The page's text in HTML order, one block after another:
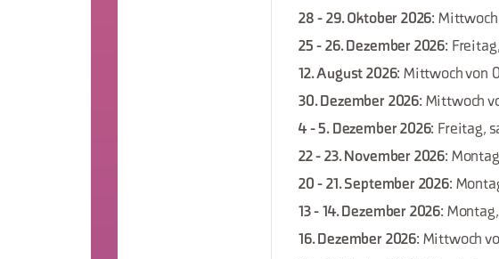
28 - 29. Oktober 2026:
25 - 26. Dezember 2026:
12. August 2026: Mittwoch von
30. Dezember 2026: Mittwoch
4 - 5. Dezember 2026: Freitag,
22 - 23. November 2026:
20 - 21. September 2026:
13 - 14. Dezember 2026:
16. Dezember 2026: Mittwoch